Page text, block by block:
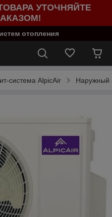
УТОЧНЯЙТЕ
отопления
система AlpicAir Наружный